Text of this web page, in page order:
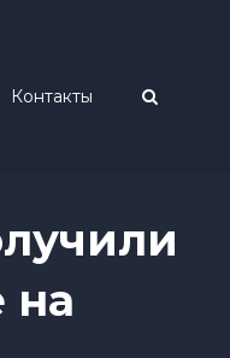
Контакты
на